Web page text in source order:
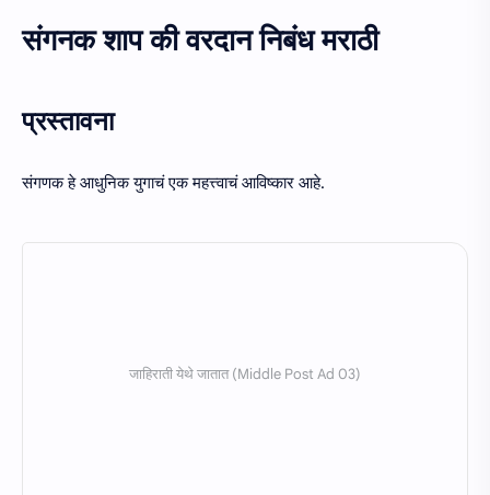
संगनक शाप की वरदान निबंध मराठी
प्रस्तावना
संगणक हे आधुनिक युगाचं एक महत्त्वाचं आविष्कार आहे.